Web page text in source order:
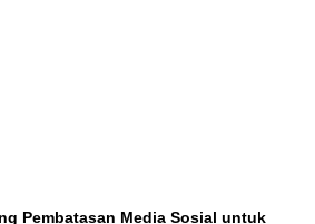
Pembatasan Media Sosial untuk